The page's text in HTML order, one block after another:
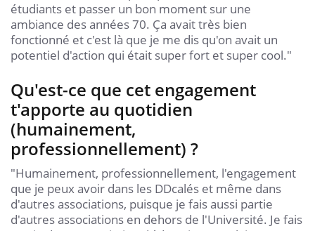
étudiants et passer un bon moment sur une
ambiance des années 70. Ça avait très bien
fonctionné et c'est là que je me dis qu'on avait un
potentiel d'action qui était super fort et super cool."
Qu'est-ce que cet engagement
t'apporte au quotidien
(humainement,
professionnellement) ?
"Humainement, professionnellement, l'engagement
que je peux avoir dans les DDcalés et même dans
d'autres associations, puisque je fais aussi partie
d'autres associations en dehors de l'Université. Je fais